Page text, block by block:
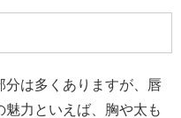
分は多くありますが、唇
魅力といえば、胸や太も